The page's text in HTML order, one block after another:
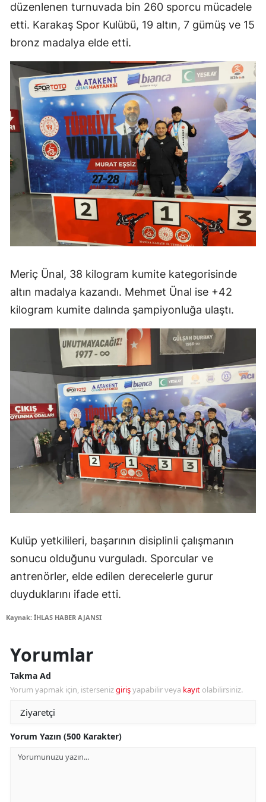
düzenlenen turnuvada bin 260 sporcu mücadele
etti. Karakaş Spor Kulübü, 19 altın, 7 gümüş ve 15
bronz madalya elde etti.
Meriç Ünal, 38 kilogram kumite kategorisinde
altın madalya kazandı. Mehmet Ünal ise +42
kilogram kumite dalında şampiyonluğa ulaştı.
Kulüp yetkilileri, başarının disiplinli çalışmanın
sonucu olduğunu vurguladı. Sporcular ve
antrenörler, elde edilen derecelerle gurur
duyduklarını ifade etti.
Kaynak: İHLAS HABER AJANSI
Yorumlar
Takma Ad
Yorum yapmak için, istersenizgirişyapabilir veya kayıt olabilirsiniz.
Yorum Yazın (500 Karakter)